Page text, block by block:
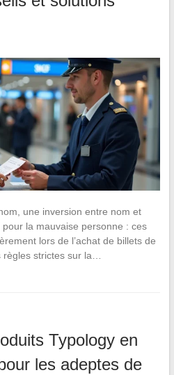
une inversion entre nom et
la mauvaise personne : ces
lors de l’achat de billets de
strictes sur la…
Typology en
les adeptes de